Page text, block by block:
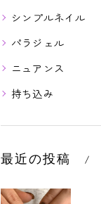
シンプルネイル
パラジェル
ニュアンス
持ち込み
最近の投稿